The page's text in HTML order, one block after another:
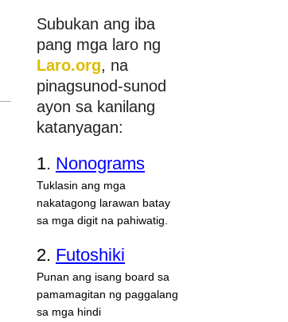
Subukan ang iba
pang mga laro ng
Laro.org, na
pinagsunod-sunod
ayon sa kanilang
katanyagan:
1. Nonograms
Tuklasin ang mga
nakatagong larawan batay
sa mga digit na pahiwatig.
2. Futoshiki
Punan ang isang board sa
pamamagitan ng paggalang
sa mga hindi